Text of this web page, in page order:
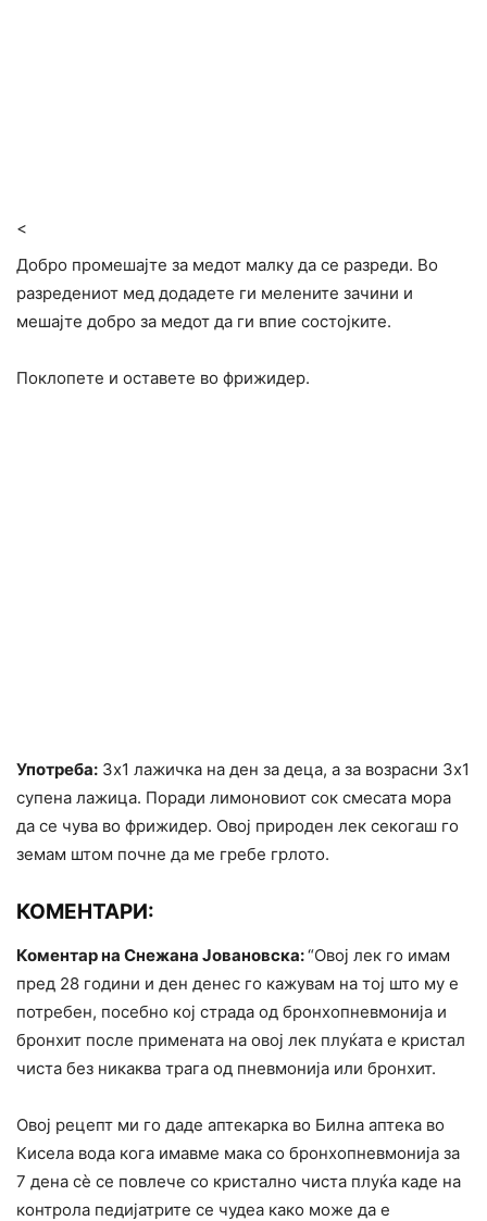
<
Добро промешајте за медот малку да се разреди. Во
разредениот мед додадете ги мелените зачини и
мешајте добро за медот да ги впие состојките.
Поклопете и оставете во фрижидер.
Употреба: 3х1 лажичка на ден за деца, а за возрасни 3х1
супена лажица. Поради лимоновиот сок смесата мора
да се чува во фрижидер. Овој природен лек секогаш го
земам штом почне да ме гребе грлото.
КОМЕНТАРИ:
Коментар на Снежана Јовановска:“Овој лек го имам
пред 28 години и ден денес го кажувам на тој што му е
потребен, посебно кој страда од бронхопневмонија и
бронхит после примената на овој лек плуќата е кристал
чиста без никаква трага од пневмонија или бронхит.
Овој рецепт ми го даде аптекарка во Билна аптека во
Кисела вода кога имавме мака со бронхопневмонија за
7 дена сè се повлече со кристално чиста плуќа каде на
контрола педијатрите се чудеа како може да е